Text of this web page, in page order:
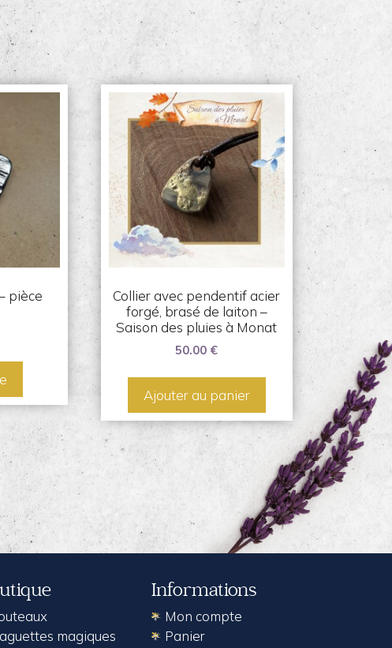
pièce
Collier avec pendentif acier
forgé, brasé de laiton –
Saison des pluies à Monat
50.00 €
Ajouter au panier
magiques
Informations
Mon compte
Panier